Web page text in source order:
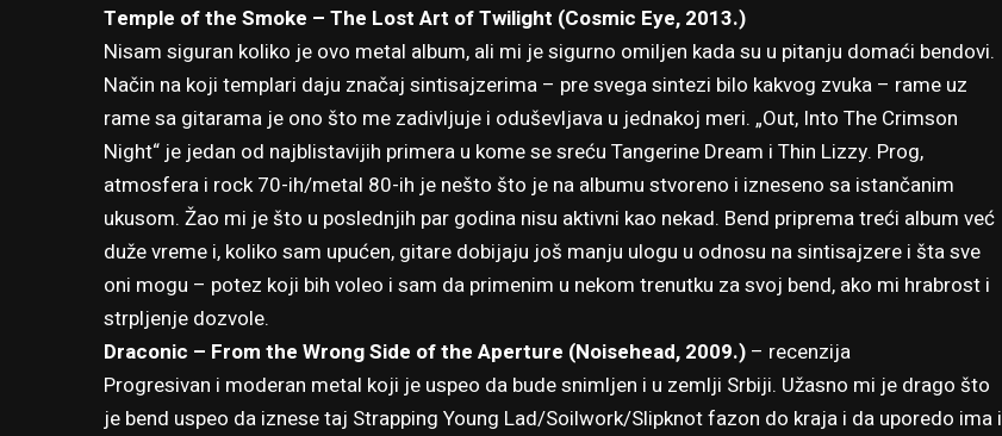
Temple of the Smoke – The Lost Art of Twilight (Cosmic Eye, 2013.)
Nisam siguran koliko je ovo metal album, ali mi je sigurno omiljen kada su u pitanju domaći bendovi.
Način na koji templari daju značaj sintisajzerima – pre svega sintezi bilo kakvog zvuka – rame uz
rame sa gitarama je ono što me zadivljuje i oduševljava u jednakoj meri. „Out, Into The Crimson
Night“ je jedan od najblistavijih primera u kome se sreću Tangerine Dream i Thin Lizzy. Prog,
atmosfera i rock 70-ih/metal 80-ih je nešto što je na albumu stvoreno i izneseno sa istančanim
ukusom. Žao mi je što u poslednjih par godina nisu aktivni kao nekad. Bend priprema treći album već
duže vreme i, koliko sam upućen, gitare dobijaju još manju ulogu u odnosu na sintisajzere i šta sve
oni mogu – potez koji bih voleo i sam da primenim u nekom trenutku za svoj bend, ako mi hrabrost i
strpljenje dozvole.
Draconic – From the Wrong Side of the Aperture (Noisehead, 2009.) – recenzija
Progresivan i moderan metal koji je uspeo da bude snimljen i u zemlji Srbiji. Užasno mi je drago što
je bend uspeo da iznese taj Strapping Young Lad/Soilwork/Slipknot fazon do kraja i da uporedo ima i